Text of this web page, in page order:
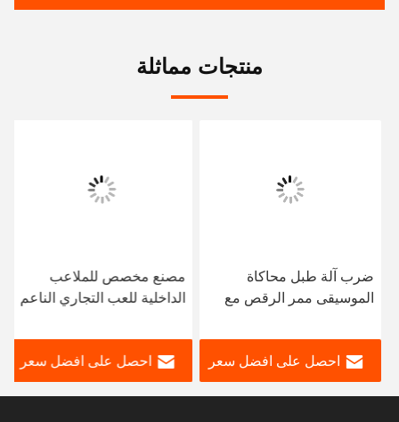
منتجات مماثلة
ضرب آلة طبل محاكاة
الموسيقى ممر الرقص مع
التسوق
احصل على افضل سعر
مصنع مخصص للملاعب
الداخلية للعب التجاري الناعم
احصل على افضل سعر